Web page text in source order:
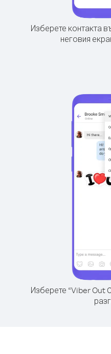
Изберете контакта
неговия
Изберете “Viber Out